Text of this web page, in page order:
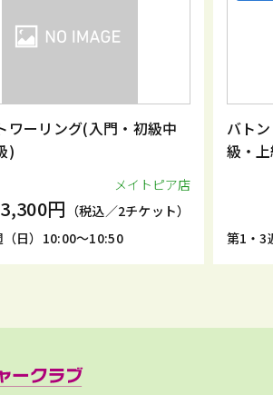
ワーリング(入門・初級中
)
メイトピア店
3,300円 （税込／2チケット）
（日）10:00～10:50
バト
級・
第1・3